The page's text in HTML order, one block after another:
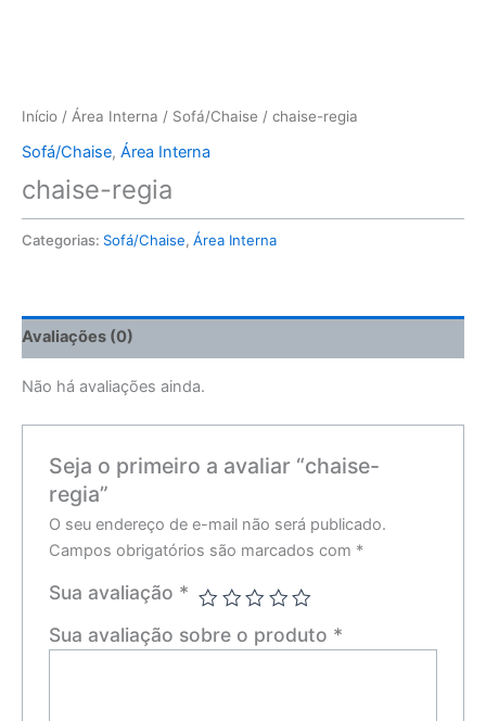
Início / Área Interna / Sofá/Chaise / chaise-regia
Sofá/Chaise, Área Interna
chaise-regia
Categorias: Sofá/Chaise, Área Interna
Avaliações (0)
Não há avaliações ainda.
Seja o primeiro a avaliar “chaise-
regia”
O seu endereço de e-mail não será publicado.
Campos obrigatórios são marcados com *
Sua avaliação *
Sua avaliação sobre o produto *